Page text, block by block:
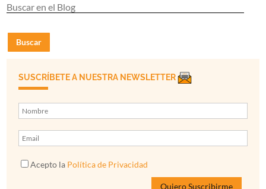
Buscar
SUSCRÍBETE A NUESTRA NEWSLETTER
Acepto la Política de Privacidad